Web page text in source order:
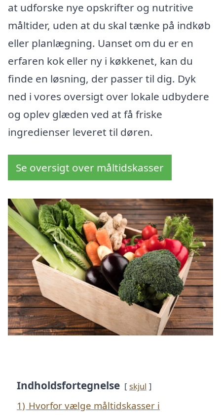
at udforske nye opskrifter og nutritive
måltider, uden at du skal tænke på indkøb
eller planlægning. Uanset om du er en
erfaren kok eller ny i køkkenet, kan du
finde en løsning, der passer til dig. Dyk
ned i vores oversigt over lokale udbydere
og oplev glæden ved at få friske
ingredienser leveret til døren.
Se oversigt over måltidskasser
Indholdsfortegnelse skjul
1) Hvorfor vælge måltidskasser i